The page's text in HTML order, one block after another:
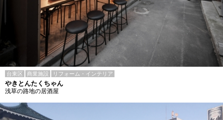
台東区 商業施設 リフォーム・インテリア
やきとんたくちゃん
浅草の路地の居酒屋